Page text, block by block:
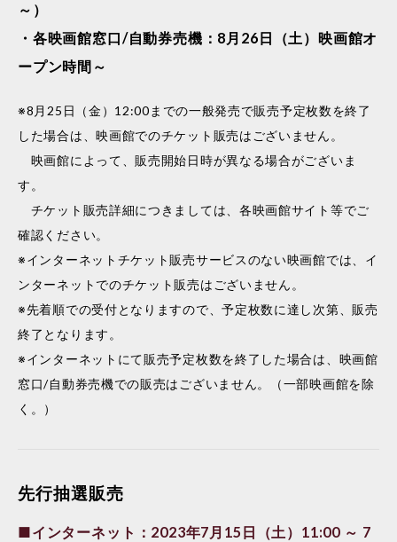
～）
・各映画館窓口/自動券売機：8月26日（土）映画館オ
ープン時間～
※8月25日（金）12:00までの一般発売で販売予定枚数を終了
した場合は、映画館でのチケット販売はございません。
映画館によって、販売開始日時が異なる場合がございま
す。
チケット販売詳細につきましては、各映画館サイト等でご
確認ください。
※インターネットチケット販売サービスのない映画館では、イ
ンターネットでのチケット販売はございません。
※先着順での受付となりますので、予定枚数に達し次第、販売
終了となります。
※インターネットにて販売予定枚数を終了した場合は、映画館
窓口/自動券売機での販売はございません。（一部映画館を除
く。）
先行抽選販売
■インターネット：2023年7月15日（土）11:00 ～ 7